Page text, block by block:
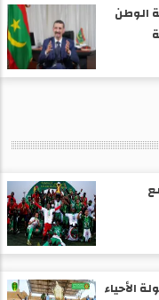
الوطن
الأحياء